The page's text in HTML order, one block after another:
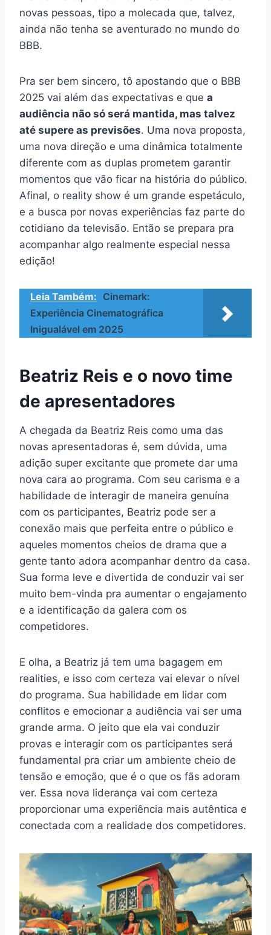
novas pessoas, tipo a molecada que, talvez,
ainda não tenha se aventurado no mundo do
BBB.
Pra ser bem sincero, tô apostando que o BBB
2025 vai além das expectativas e que a
audiência não só será mantida, mas talvez
até supere as previsões. Uma nova proposta,
uma nova direção e uma dinâmica totalmente
diferente com as duplas prometem garantir
momentos que vão ficar na história do público.
Afinal, o reality show é um grande espetáculo,
e a busca por novas experiências faz parte do
cotidiano da televisão. Então se prepara pra
acompanhar algo realmente especial nessa
edição!
Leia Também: Cinemark:
Experiência Cinematográfica
Inigualável em 2025
Beatriz Reis e o novo time
de apresentadores
A chegada da Beatriz Reis como uma das
novas apresentadoras é, sem dúvida, uma
adição super excitante que promete dar uma
nova cara ao programa. Com seu carisma e a
habilidade de interagir de maneira genuína
com os participantes, Beatriz pode ser a
conexão mais que perfeita entre o público e
aqueles momentos cheios de drama que a
gente tanto adora acompanhar dentro da casa.
Sua forma leve e divertida de conduzir vai ser
muito bem-vinda pra aumentar o engajamento
e a identificação da galera com os
competidores.
E olha, a Beatriz já tem uma bagagem em
realities, e isso com certeza vai elevar o nível
do programa. Sua habilidade em lidar com
conflitos e emocionar a audiência vai ser uma
grande arma. O jeito que ela vai conduzir
provas e interagir com os participantes será
fundamental pra criar um ambiente cheio de
tensão e emoção, que é o que os fãs adoram
ver. Essa nova liderança vai com certeza
proporcionar uma experiência mais autêntica e
conectada com a realidade dos competidores.